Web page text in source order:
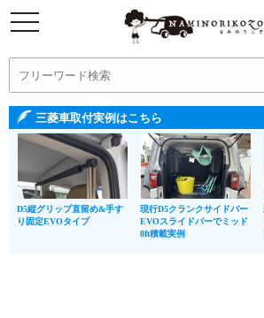
三菱車取付実例はこちら
D5縦グリップ直留め&手す
り固定EVOタイプ
現行D5クランクサイドバー
EVOスライドバーでミッド
8ft積載実例